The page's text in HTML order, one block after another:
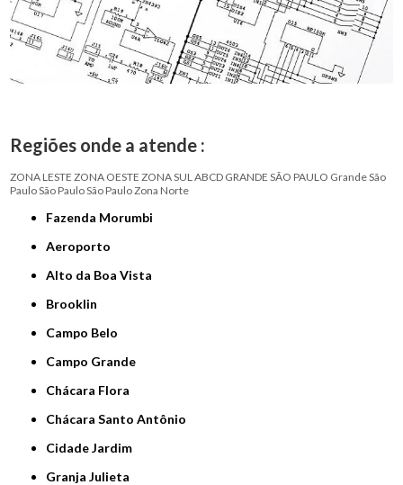
Regiões onde a atende :
ZONA LESTE ZONA OESTE ZONA SUL ABCD GRANDE SÃO PAULO Grande São
PauloSão PauloSão PauloZona Norte
Fazenda Morumbi
Aeroporto
Alto da Boa Vista
Brooklin
Campo Belo
Campo Grande
Chácara Flora
Chácara Santo Antônio
Cidade Jardim
Granja Julieta